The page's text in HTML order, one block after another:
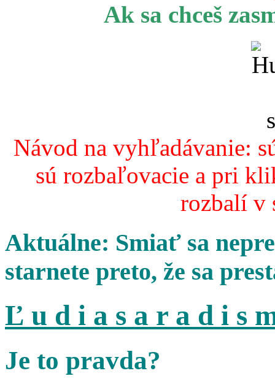
Ak sa chceš
Návod na vyhľadávanie:
sú rozbaľovacie a pri
rozbalí v
Aktuálne: Smiať sa
starnete preto, že sa
Ľ u d i a s a r a d i s
Je to pravda?